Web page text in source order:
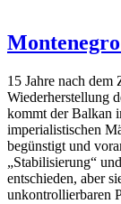
15 Jahre nach dem
Wiederherstellung
kommt der Balkan
imperialistischen
begünstigt und
„Stabilisierung“
entschieden, aber
unkontrollierbaren